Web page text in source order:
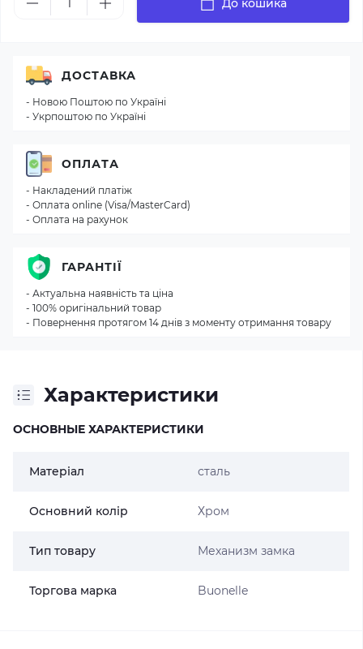
До кошика
Характеристики
ОСНОВНЫЕ ХАРАКТЕРИСТИКИ
Матеріал сталь
Основний колір Хром
Тип товару Механизм замка
Торгова марка Buonelle
ДОСТАВКА
- Новою Поштою по Україні
- Укрпоштою по Україні
ОПЛАТА
- Накладений платіж
- Оплата online (Visa/MasterCard)
- Оплата на рахунок
ГАРАНТІЇ
- Актуальна наявність та ціна
- 100% оригінальний товар
- Повернення протягом 14 днів з моменту отримання товару